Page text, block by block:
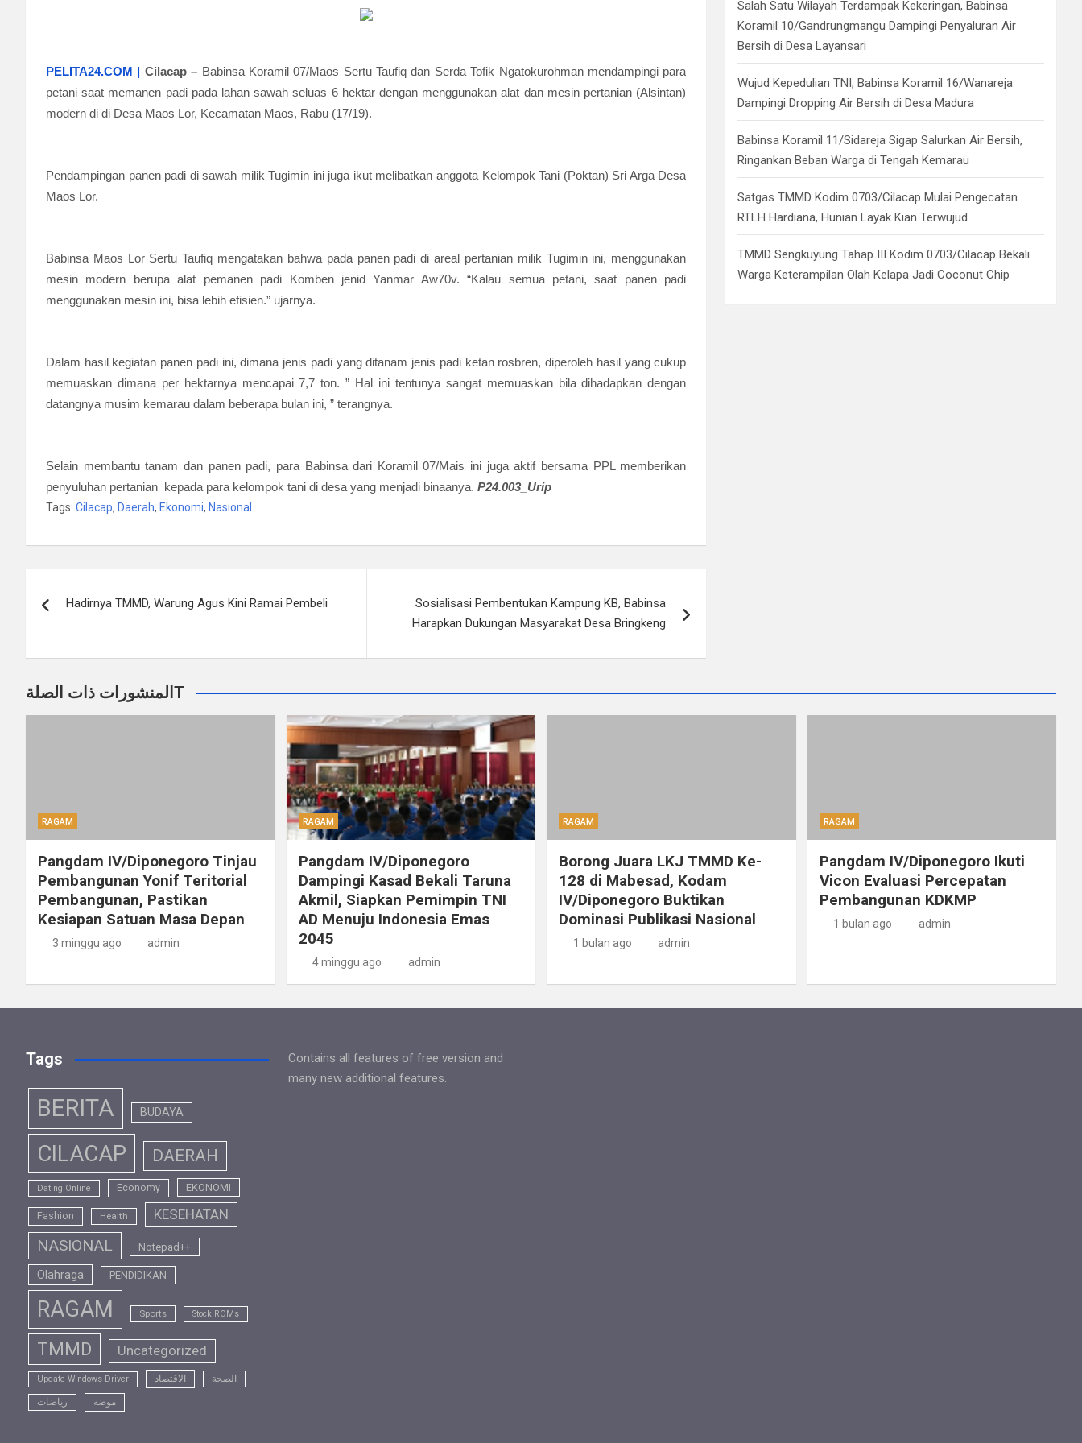
PELITA24.COM | Cilacap – Babinsa Koramil 07/Maos Sertu Taufiq dan Serda Tofik Ngatokurohman mendampingi para
petani saat memanen padi pada lahan sawah seluas 6 hektar dengan menggunakan alat dan mesin pertanian (Alsintan)
modern di di Desa Maos Lor, Kecamatan Maos, Rabu (17/19).
Pendampingan panen padi di sawah milik Tugimin ini juga ikut melibatkan anggota Kelompok Tani (Poktan) Sri Arga Desa
Maos Lor.
Babinsa Maos Lor Sertu Taufiq mengatakan bahwa pada panen padi di areal pertanian milik Tugimin ini, menggunakan
mesin modern berupa alat pemanen padi Komben jenid Yanmar Aw70v. “Kalau semua petani, saat panen padi
menggunakan mesin ini, bisa lebih efisien.” ujarnya.
Dalam hasil kegiatan panen padi ini, dimana jenis padi yang ditanam jenis padi ketan rosbren, diperoleh hasil yang cukup
memuaskan dimana per hektarnya mencapai 7,7 ton. ” Hal ini tentunya sangat memuaskan bila dihadapkan dengan
datangnya musim kemarau dalam beberapa bulan ini, ” terangnya.
Selain membantu tanam dan panen padi, para Babinsa dari Koramil 07/Mais ini juga aktif bersama PPL memberikan
penyuluhan pertanian kepada para kelompok tani di desa yang menjadi binaanya. P24.003_Urip
Tags: Cilacap, Daerah, Ekonomi, Nasional
posHadirnya TMMD, Warung Agus Kini Ramai Pembeli
Sosialisasi Pembentukan Kampung KB, Babinsa
Harapkan Dukungan Masyarakat Desa Bringkeng
Salah Satu Wilayah Terdampak Kekeringan, Babinsa
Koramil 10/Gandrungmangu Dampingi Penyaluran Air
Bersih di Desa Layansari
Wujud Kepedulian TNI, Babinsa Koramil 16/Wanareja
Dampingi Dropping Air Bersih di Desa Madura
Babinsa Koramil 11/Sidareja Sigap Salurkan Air Bersih,
Ringankan Beban Warga di Tengah Kemarau
Satgas TMMD Kodim 0703/Cilacap Mulai Pengecatan
RTLH Hardiana, Hunian Layak Kian Terwujud
TMMD Sengkuyung Tahap III Kodim 0703/Cilacap Bekali
Warga Keterampilan Olah Kelapa Jadi Coconut Chip
المنشورات ذات الصلةT
RAGAM
Pangdam IV/Diponegoro Tinjau
Pembangunan Yonif Teritorial
Pembangunan, Pastikan
Kesiapan Satuan Masa Depan
3 minggu ago admin
RAGAM
Pangdam IV/Diponegoro
Dampingi Kasad Bekali Taruna
Akmil, Siapkan Pemimpin TNI
AD Menuju Indonesia Emas
2045
4 minggu ago admin
RAGAM
Borong Juara LKJ TMMD Ke-
128 di Mabesad, Kodam
IV/Diponegoro Buktikan
Dominasi Publikasi Nasional
1 bulan ago admin
RAGAM
Pangdam IV/Diponegoro Ikuti
Vicon Evaluasi Percepatan
Pembangunan KDKMP
1 bulan ago admin
Tags
BERITA BUDAYA
CILACAP DAERAH
Dating Online Economy EKONOMI
Fashion Health KESEHATAN
NASIONAL Notepad++
Olahraga PENDIDIKAN
RAGAM Sports Stock ROMs
TMMD Uncategorized
Update Windows Driver الاقتصاد الصحة
رياضات موضه
Contains all features of free version and
many new additional features.